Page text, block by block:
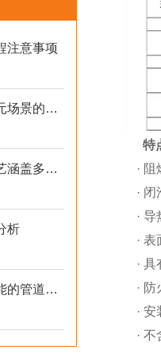
注意事项
菏泽聚氨酯保温管：适配多元场景的高效保温输送材料
日照聚氨酯保温管的生产工艺涵盖多个环节
析
济南聚氨酯保温管：高效节能的管道保温材料
特
· 阻
· 闭
· 导
· 表
· 具
· 防
· 安
· 不